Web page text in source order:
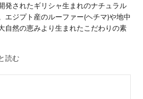
発されたギリシャ生まれのナチュラル
エジプト産のルーファー(ヘチマ)や地中
自然の恵みより生まれたこだわりの素
読む